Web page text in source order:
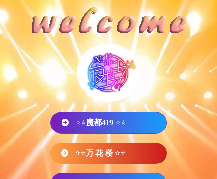
⭐⭐魔都419 ⭐⭐
⭐⭐万 花 楼 ⭐⭐